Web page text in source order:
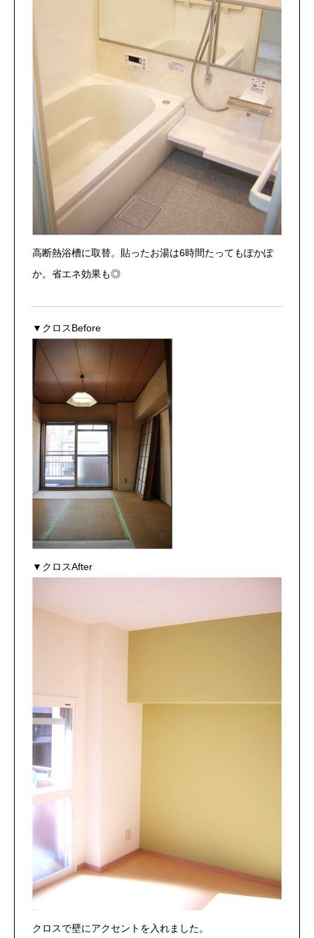
高断熱浴槽に取替。貼ったお湯は6時間たってもぽかぽ
か。省エネ効果も◎
▼クロスBefore
▼クロスAfter
クロスで壁にアクセントを入れました。